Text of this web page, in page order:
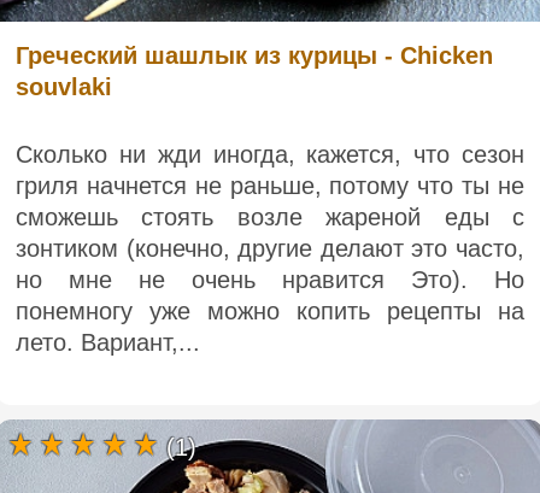
Греческий шашлык из курицы - Chicken
souvlaki
Сколько ни жди иногда, кажется, что сезон
гриля начнется не раньше, потому что ты не
сможешь стоять возле жареной еды с
зонтиком (конечно, другие делают это часто,
но мне не очень нравится Это). Но
понемногу уже можно копить рецепты на
лето. Вариант,...
(1)